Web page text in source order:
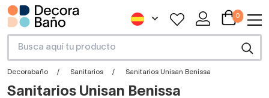
0
Decorabaño Sanitarios Sanitarios Unisan Benissa
Sanitarios Unisan Benissa